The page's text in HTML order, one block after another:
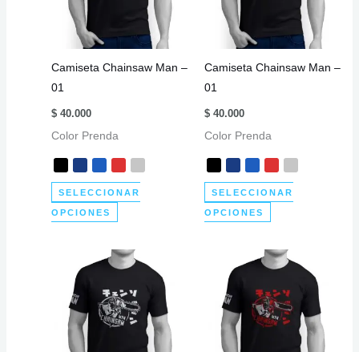
pueden
elegir
en
de
pueden
elegir
en
de
Camiseta Chainsaw Man –
01
$40.000
Color Prenda
SELECCIONAR
OPCIONES
tiene
múltiples
variantes.
Las
opciones
Camiseta Chainsaw Man –
01
$ 40.000
Color Prenda
SELECCIONAR
OPCIONES
tiene
múltiples
variantes.
Las
opciones